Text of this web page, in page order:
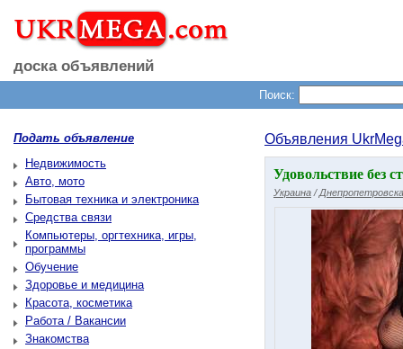
доска объявлений
Поиск:
Подать объявление
Недвижимость
Авто, мото
Бытовая техника и электроника
Средства связи
Компьютеры, оргтехника, игры,
программы
Обучение
Здоровье и медицина
Красота, косметика
Работа / Вакансии
Знакомства
Объявления
Удовольствие без
Украина /